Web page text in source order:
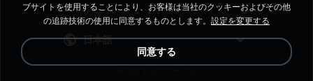
日本語
ブサイトを使用することにより、お客様は当社のクッキーおよびその他
の追跡技術の使用に同意するものとします。 設定を変更する
同意する